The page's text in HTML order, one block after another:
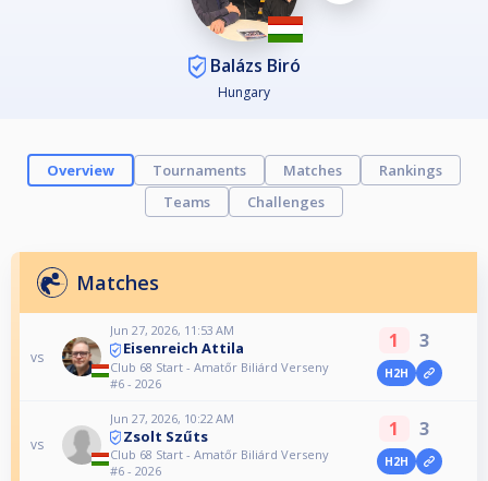
Balázs Biró
Hungary
Overview Tournaments Matches
Rankings
Teams
Challenges
Matches
vs
Jun 27, 2026, 11:53 AM
Eisenreich Attila
Club 68 Start - Amatőr Biliárd Verseny
#6 - 2026
1 3
H2H
vs
Jun 27, 2026, 10:22 AM
Zsolt Szűts
Club 68 Start - Amatőr Biliárd Verseny
#6 - 2026
1 3
H2H